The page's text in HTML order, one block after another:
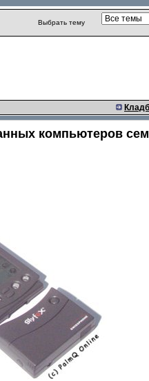
Выбрать тему
компьютеров